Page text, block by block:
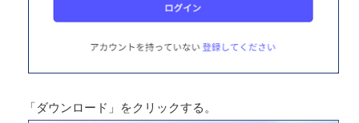
「ダウンロード」をクリックする。